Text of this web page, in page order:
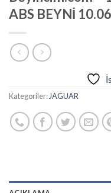
ABS BEYNİ
Kategoriler: JAGUAR